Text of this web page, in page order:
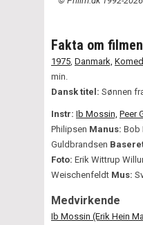
Fakta om filmen
1975 Danmark,
min.
Dansk titel: Sønnen
Instr: Ib Mossin, Peer
Philipsen Manus: Bob
Guldbrandsen
Foto: Erik Wittrup
Weischenfeldt Mus:
Medvirkende
Ib Mossin (Erik Hein